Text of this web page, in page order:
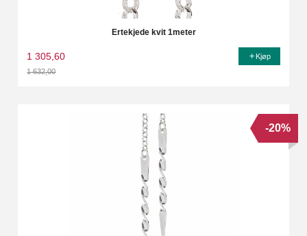
Ertekjede kvit 1meter
1 305,60
1 632,00
Kjøp
-20%